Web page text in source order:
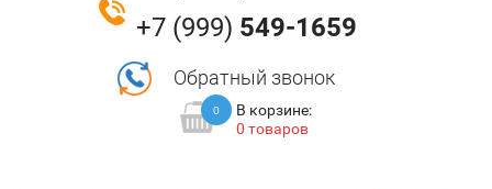
+7 (999) 549-1659
Обратный звонок
0
В корзине:
0 товаров